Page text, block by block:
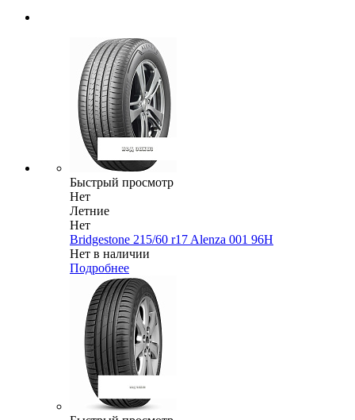
Быстрый просмотр
Нет
Летние
Нет
Bridgestone 215/60 r17 Alenza 001 96H
Нет в наличии
Подробнее